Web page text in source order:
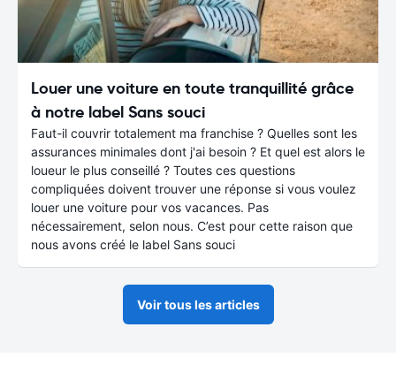
Louer une voiture en toute tranquillité grâce
à notre label Sans souci
Faut-il couvrir totalement ma franchise ? Quelles sont les
assurances minimales dont j'ai besoin ? Et quel est alors le
loueur le plus conseillé ? Toutes ces questions
compliquées doivent trouver une réponse si vous voulez
louer une voiture pour vos vacances. Pas
nécessairement, selon nous. C’est pour cette raison que
nous avons créé le label Sans souci
Voir tous les articles